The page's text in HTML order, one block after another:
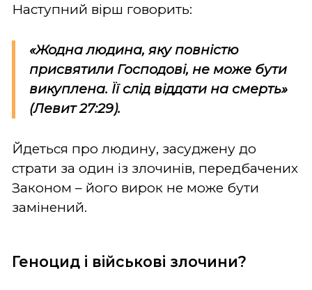
Наступний вірш говорить:
«Жодна людина, яку повністю
присвятили Господові, не може бути
викуплена. Її слід віддати на смерть»
(Левит 27:29).
Йдеться про людину, засуджену до
страти за один із злочинів, передбачених
Законом – його вирок не може бути
замінений.
Геноцид і військові злочини?